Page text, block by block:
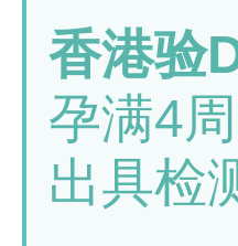
香港验
孕满4
出具检